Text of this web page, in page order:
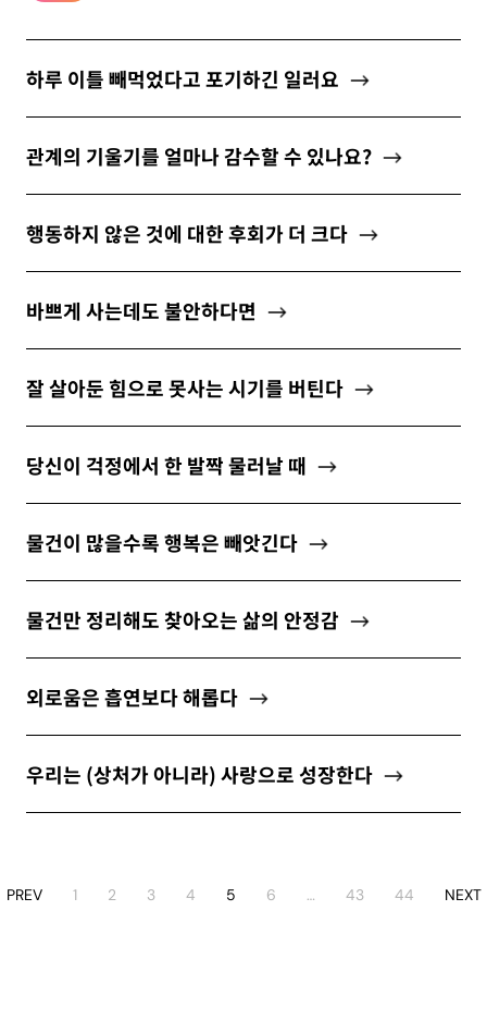
개인정보 수집 및 이용약관에 동의합니다.
구독하기
하루 이틀 빼먹었다고 포기하긴 일러요
관계의 기울기를 얼마나 감수할 수 있나요?
행동하지 않은 것에 대한 후회가 더 크다
바쁘게 사는데도 불안하다면
잘 살아둔 힘으로 못사는 시기를 버틴다
당신이 걱정에서 한 발짝 물러날 때
물건이 많을수록 행복은 빼앗긴다
물건만 정리해도 찾아오는 삶의 안정감
외로움은 흡연보다 해롭다
우리는 (상처가 아니라) 사랑으로 성장한다
PREV 1 2 3 4 5 6 … 43 44 NEXT